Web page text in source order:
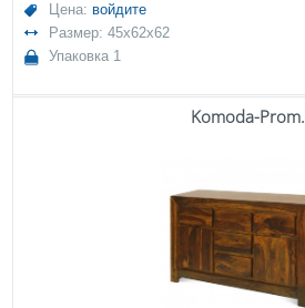
Цена: войдите
Размер: 45x62x62
Упаковка 1
Komoda-Prom.